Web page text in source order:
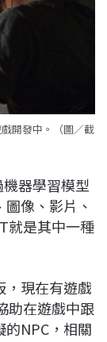
開發中。（圖／截
器學習模型
像、影片、
就是其中一種
，現在有遊戲
助在遊戲中跟
NPC，相關